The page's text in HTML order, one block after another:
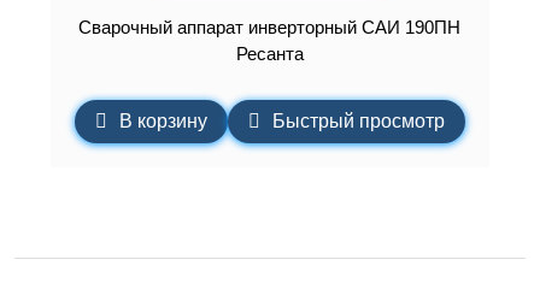
Сварочный аппарат инверторный САИ 190ПН
Ресанта
В корзину Быстрый просмотр